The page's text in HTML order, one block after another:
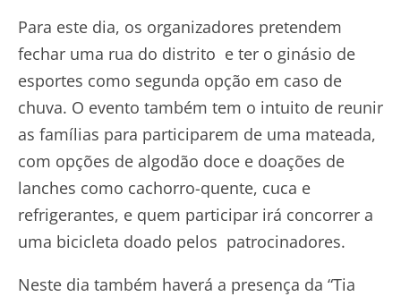
Para este dia, os organizadores pretendem
fechar uma rua do distrito e ter o ginásio de
esportes como segunda opção em caso de
chuva. O evento também tem o intuito de reunir
as famílias para participarem de uma mateada,
com opções de algodão doce e doações de
lanches como cachorro-quente, cuca e
refrigerantes, e quem participar irá concorrer a
uma bicicleta doado pelos patrocinadores.
Neste dia também haverá a presença da “Tia